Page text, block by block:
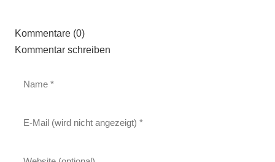
Kommentare (0)
Kommentar schreiben